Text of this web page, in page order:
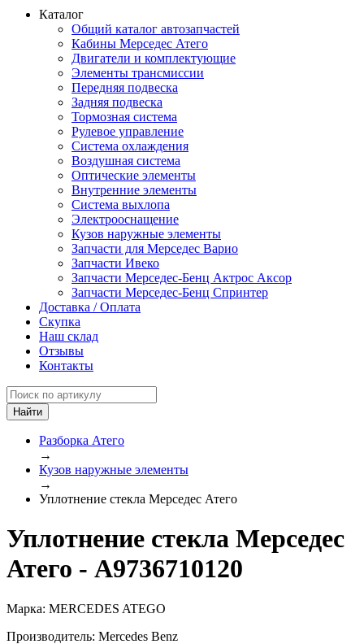
Каталог
Общий каталог автозапчастей
Кабины Мерседес Атего
Двигатели и комплектующие
Элементы трансмиссии
Передняя подвеска
Задняя подвеска
Тормозная сиcтема
Рулевое управление
Система охлаждения
Воздушная система
Оптические элементы
Внутренние элементы
Система выхлопа
Электрооснащение
Кузов наружные элементы
Запчасти для Мерседес Варио
Запчасти Ивеко
Запчасти Мерседес-Бенц Актрос Аксор
Запчасти Мерседес-Бенц Спринтер
Доставка / Оплата
Скупка
Наш склад
Отзывы
Контакты
Разборка Атего
→
Кузов наружные элементы
→
Уплотнение стекла Мерседес Атего
Уплотнение стекла Мерседес
Атего - А9736710120
Марка: MERCEDES ATEGO
Производитель: Mercedes Benz